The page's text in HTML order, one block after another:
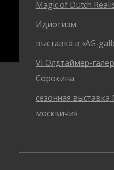
Magic of Dutch
Идиотизм
выставка в «AG-
VI Олдтаймер-
Сорокина
сезонная
москвичи»